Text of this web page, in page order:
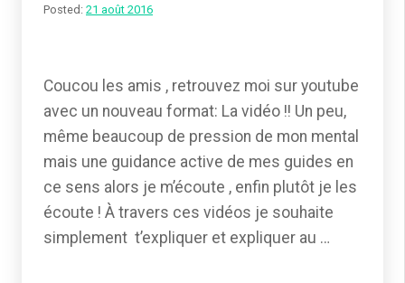
Posted: 21 août 2016
Coucou les amis , retrouvez moi sur youtube
avec un nouveau format: La vidéo !! Un peu,
même beaucoup de pression de mon mental
mais une guidance active de mes guides en
ce sens alors je m’écoute , enfin plutôt je les
écoute ! À travers ces vidéos je souhaite
simplement t’expliquer et expliquer au …